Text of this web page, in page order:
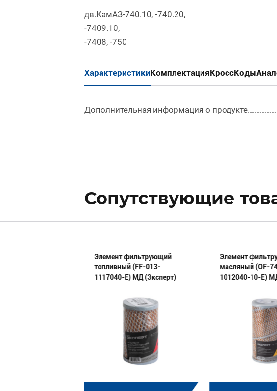
дв.КамАЗ-740.10, -740.20,
-7409.10,
-7408, -750
ХарактеристикиКомплектацияКроссКоды
Дополнительная информация о продукте
Сопутствующие
Элемент фильтрующий
топливный (FF-013-
1117040-E) МД (Эксперт)
Элемент
масляный (OF-
1012040-10-E)